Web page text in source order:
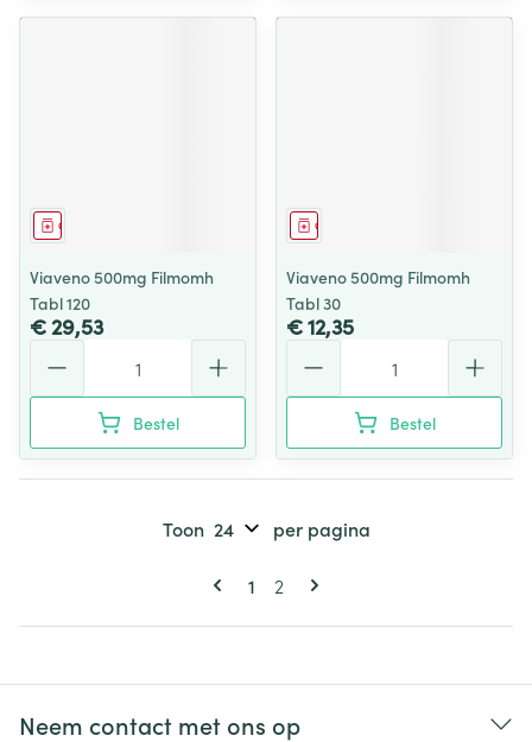
Geneesmiddel
Viaveno 500mg Filmomh
Tabl 120
€ 29,53
Bestel
Geneesmiddel
Viaveno 500mg Filmomh
Tabl 30
€ 12,35
Bestel
Pagina's
U lees momenteel pagina
1 Pagina
2
Toon per pagina
Neem contact met ons op